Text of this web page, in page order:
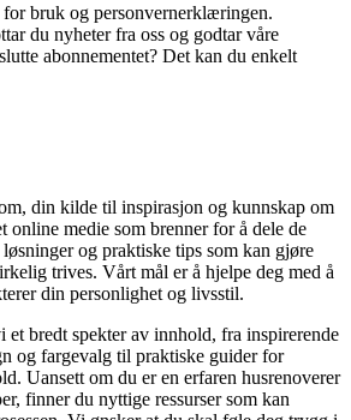
for bruk og personvernerklæringen.
du nyheter fra oss og godtar våre
abonnementet? Det kan du enkelt
din kilde til inspirasjon og kunnskap om
online medie som brenner for å dele de
løsninger og praktiske tips som kan gjøre
trives. Vårt mål er å hjelpe deg med å
din personlighet og livsstil.
bredt spekter av innhold, fra inspirerende
og fargevalg til praktiske guider for
Uansett om du er en erfaren husrenoverer
finner du nyttige ressurser som kan